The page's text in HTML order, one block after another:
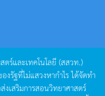
ร์และเทคโนโลยี (สสวท.)
งรัฐที่ไม่แสวงหากำไรได้จัดทำ
งเสริมการสอนวิทยาศาสตร์